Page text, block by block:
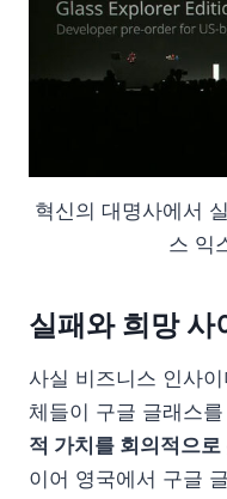
혁신의 대명사에서
스 익
실패와 희망 사
사실 비즈니스 인사
체들이 구글 글래스
적 가치를 회의적으로
이어 영국에서 구글